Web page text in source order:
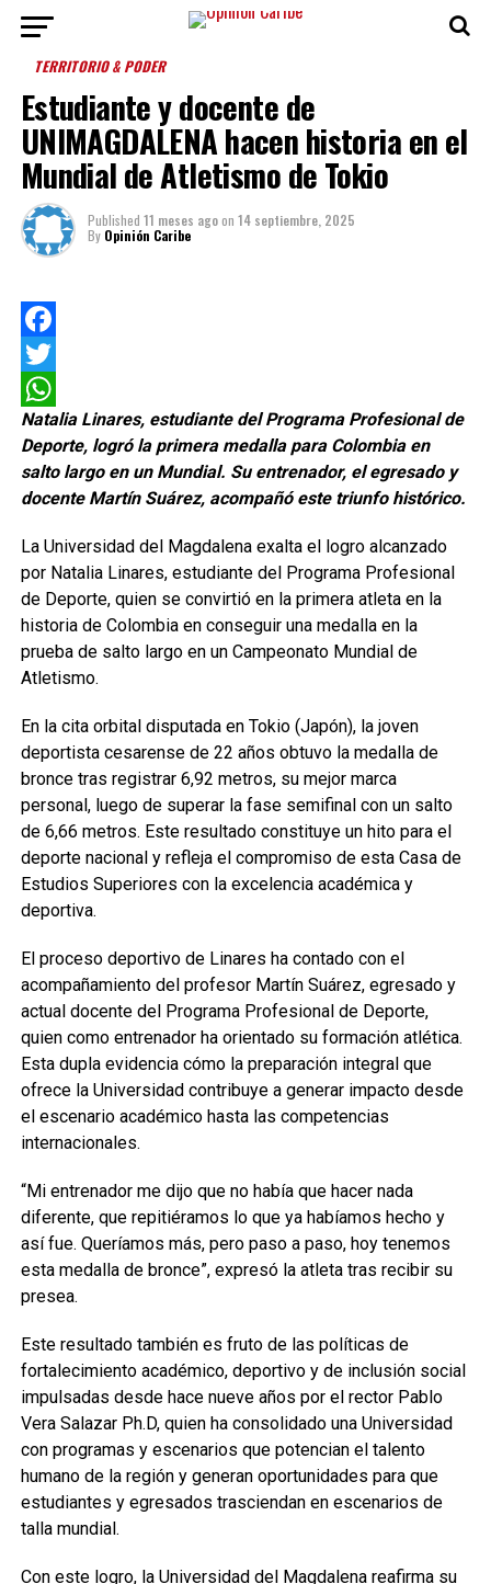
TERRITORIO & PODER
Estudiante y docente de
UNIMAGDALENA hacen historia en el
Mundial de Atletismo de Tokio
Published 11 meses agoon 14 septiembre, 2025
By Opinión Caribe
Facebook
Twitter
WhatsApp
Natalia Linares, estudiante del Programa Profesional de
Deporte, logró la primera medalla para Colombia en
salto largo en un Mundial. Su entrenador, el egresado y
docente Martín Suárez, acompañó este triunfo histórico.
La Universidad del Magdalena exalta el logro alcanzado
por Natalia Linares, estudiante del Programa Profesional
de Deporte, quien se convirtió en la primera atleta en la
historia de Colombia en conseguir una medalla en la
prueba de salto largo en un Campeonato Mundial de
Atletismo.
En la cita orbital disputada en Tokio (Japón), la joven
deportista cesarense de 22 años obtuvo la medalla de
bronce tras registrar 6,92 metros, su mejor marca
personal, luego de superar la fase semifinal con un salto
de 6,66 metros. Este resultado constituye un hito para el
deporte nacional y refleja el compromiso de esta Casa de
Estudios Superiores con la excelencia académica y
deportiva.
El proceso deportivo de Linares ha contado con el
acompañamiento del profesor Martín Suárez, egresado y
actual docente del Programa Profesional de Deporte,
quien como entrenador ha orientado su formación atlética.
Esta dupla evidencia cómo la preparación integral que
ofrece la Universidad contribuye a generar impacto desde
el escenario académico hasta las competencias
internacionales.
“Mi entrenador me dijo que no había que hacer nada
diferente, que repitiéramos lo que ya habíamos hecho y
así fue. Queríamos más, pero paso a paso, hoy tenemos
esta medalla de bronce”, expresó la atleta tras recibir su
presea.
Este resultado también es fruto de las políticas de
fortalecimiento académico, deportivo y de inclusión social
impulsadas desde hace nueve años por el rector Pablo
Vera Salazar Ph.D, quien ha consolidado una Universidad
con programas y escenarios que potencian el talento
humano de la región y generan oportunidades para que
estudiantes y egresados trasciendan en escenarios de
talla mundial.
Con este logro, la Universidad del Magdalena reafirma su